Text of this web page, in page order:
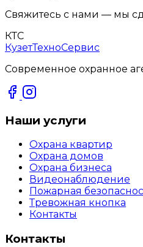
Свяжитесь с нами — мы
КТС
КузетТехноСервис
Современное охранное
Наши услуги
Охрана квартир
Охрана домов
Охрана бизнеса
Видеонаблюдение
Пожарная
Тревожная кнопка
Контакты
Контакты